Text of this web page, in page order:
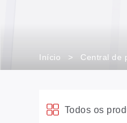
Início > Central de
Todos os